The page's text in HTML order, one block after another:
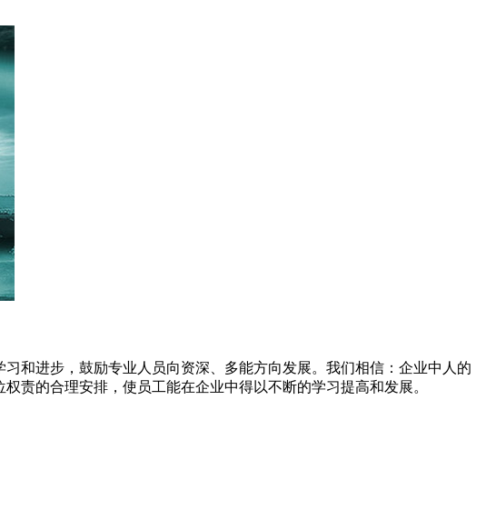
和进步，鼓励专业人员向资深、多能方向发展。我们相信：企业中人的
责的合理安排，使员工能在企业中得以不断的学习提高和发展。